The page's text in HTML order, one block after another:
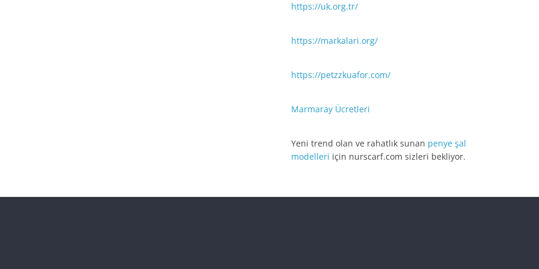
https://uk.org.tr/
https://markalari.org/
https://petzzkuafor.com/
Marmaray Ücretleri
Yeni trend olan ve rahatlık sunan penye şal
modelleri için nurscarf.com sizleri bekliyor.